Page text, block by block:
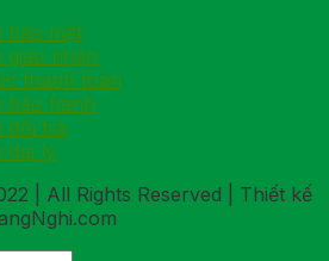
bảo mật
giao nhận
thanh toán
bảo hành
đổi trả
đại lý
| All Rights Reserved | Thiết kế